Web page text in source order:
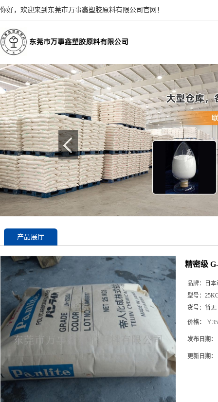
你好，欢迎来到东莞市万事鑫塑胶原料有限公司官网！
产品展厅
精密级
品牌：
日
型号：
货号： 暂无
价格： ￥
发布日期：
更新日期：